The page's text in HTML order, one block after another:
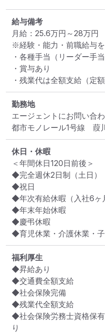
給与備考
月給：25.6万円～28万円
※経験・能力・前職給与
・各種手当（リーダー手
・賞与あり
・残業代は全額支給（定
勤務地
エージェントにお問い合
都市モノレール1号線　葭
休日・休暇
＜年間休日120日前後＞
◆完全週休2日制（土日）
◆祝日
◆年次有給休暇（入社6ヶ
◆年末年始休暇
◆慶弔休暇
◆育児休業・介護休業・
福利厚生
◆昇給あり
◆交通費全額支給
◆社会保険完備
◆残業代全額支給
◆社会保険労務士資格保
り